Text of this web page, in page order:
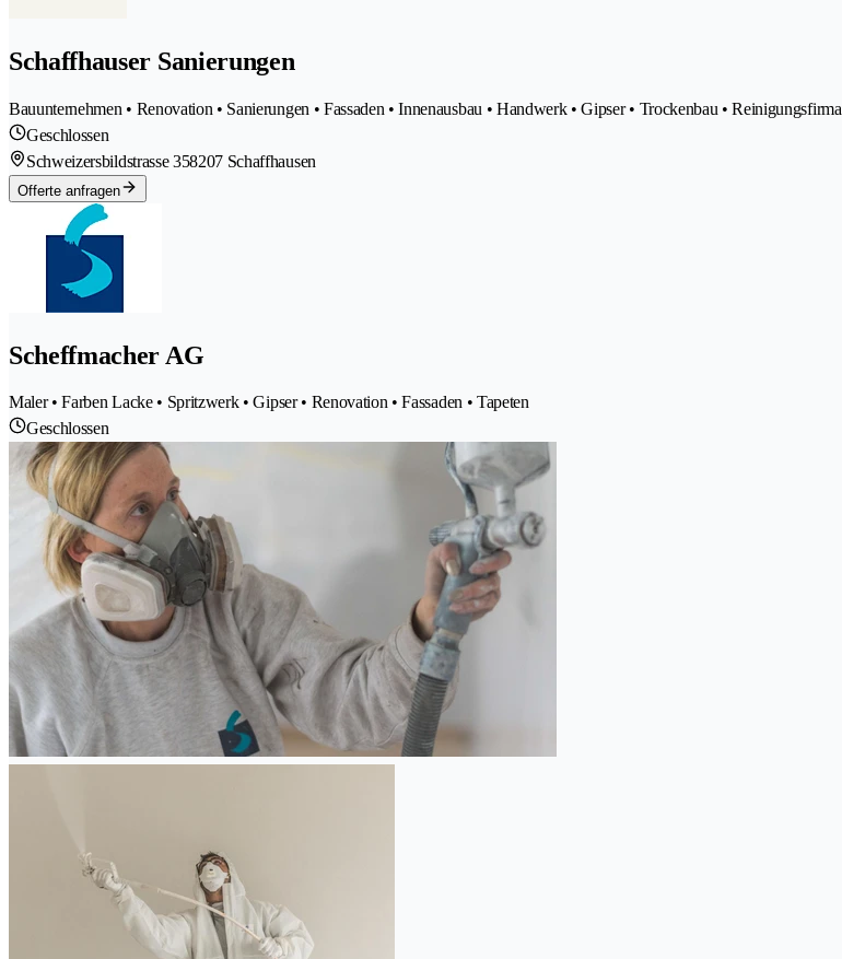
Schaffhauser Sanierungen
Bauunternehmen • Renovation • Sanierungen • Fassaden • Innenausbau • Handwerk • Gipser • Trockenbau • Reinigungsfirma
Geschlossen
Schweizersbildstrasse 358207 Schaffhausen
Offerte anfragen
Scheffmacher AG
Maler • Farben Lacke • Spritzwerk • Gipser • Renovation • Fassaden • Tapeten
Geschlossen